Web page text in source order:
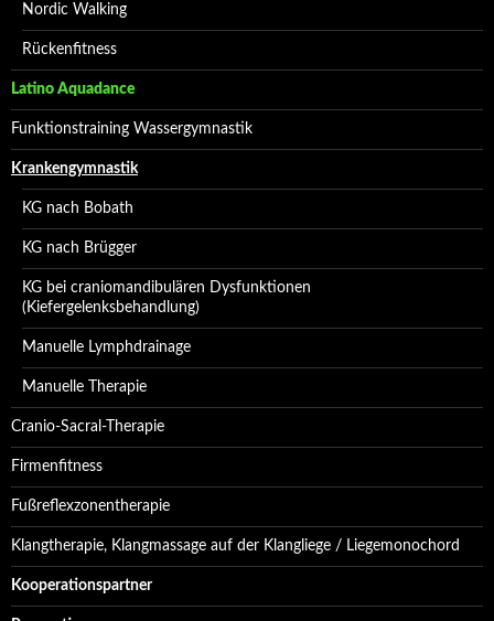
Nordic Walking
Rückenfitness
Latino Aquadance
Funktionstraining Wassergymnastik
Krankengymnastik
KG nach Bobath
KG nach Brügger
KG bei craniomandibulären Dysfunktionen
(Kiefergelenksbehandlung)
Manuelle Lymphdrainage
Manuelle Therapie
Cranio-Sacral-Therapie
Firmenfitness
Fußreflexzonentherapie
Klangtherapie, Klangmassage auf der Klangliege / Liegemonochord
Kooperationspartner